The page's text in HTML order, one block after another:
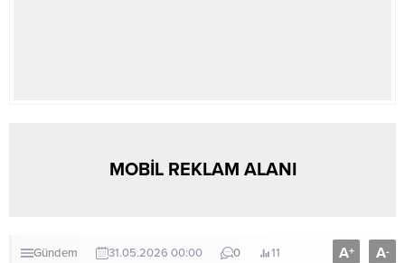
MOBİL REKLAM ALANI
Gündem 31.05.2026 00:00 0 11 A+ A-